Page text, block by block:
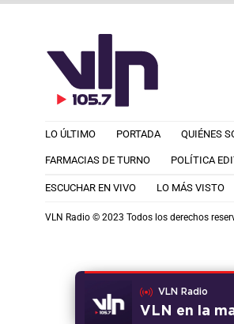
VLN Radio
VLN en la
LO ÚLTIMO PORTADA QUIÉNES
FARMACIAS DE TURNO POLÍTICA
ESCUCHAR EN VIVO LO MÁS VISTO
VLN Radio © 2023 Todos los derechos